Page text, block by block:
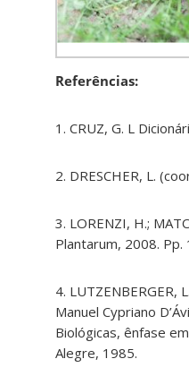
Referências:
1. CRUZ, G. L
2. DRESCHER, L.
3. LORENZI, H.;
Plantarum, 2008. Pp.
4.
Manuel Cypriano
Biológicas, ênfase
Alegre, 1985.